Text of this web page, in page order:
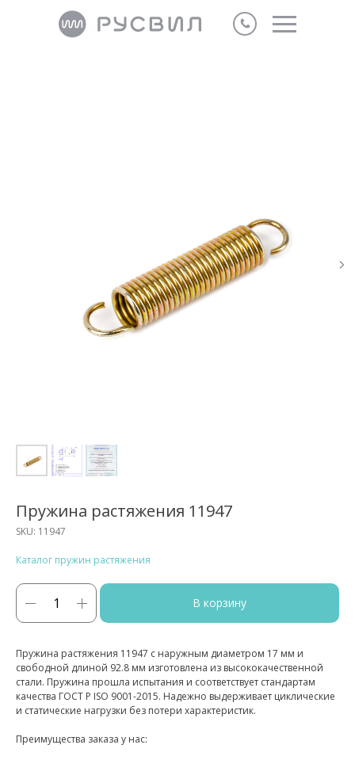
Пружина растяжения 11947
SKU: 11947
Каталог пружин растяжения
В корзину
Пружина растяжения 11947 с наружным диаметром 17 мм и
свободной длиной 92.8 мм изготовлена из высококачественной
стали. Пружина прошла испытания и соответствует стандартам
качества ГОСТ Р ISO 9001-2015. Надежно выдерживает циклические
и статические нагрузки без потери характеристик.
Преимущества заказа у нас: